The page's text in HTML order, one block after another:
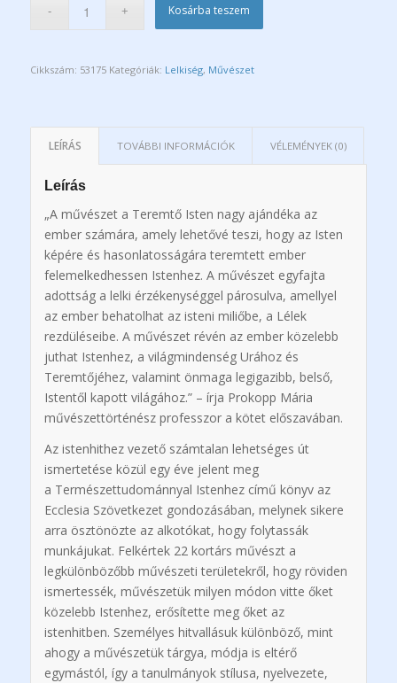
Kosárba teszem
Cikkszám: 53175 Kategóriák: Lelkiség, Művészet
LEÍRÁS TOVÁBBI INFORMÁCIÓK VÉLEMÉNYEK (0)
Leírás
„A művészet a Teremtő Isten nagy ajándéka az
ember számára, amely lehetővé teszi, hogy az Isten
képére és hasonlatosságára teremtett ember
felemelkedhessen Istenhez. A művészet egyfajta
adottság a lelki érzékenységgel párosulva, amellyel
az ember behatolhat az isteni miliőbe, a Lélek
rezdüléseibe. A művészet révén az ember közelebb
juthat Istenhez, a világmindenség Urához és
Teremtőjéhez, valamint önmaga legigazibb, belső,
Istentől kapott világához.” – írja Prokopp Mária
művészettörténész professzor a kötet előszavában.
Az istenhithez vezető számtalan lehetséges út
ismertetése közül egy éve jelent meg
a Természettudománnyal Istenhezcímű könyv az
Ecclesia Szövetkezet gondozásában, melynek sikere
arra ösztönözte az alkotókat, hogy folytassák
munkájukat. Felkértek 22 kortárs művészt a
legkülönbözőbb művészeti területekről, hogy röviden
ismertessék, művészetük milyen módon vitte őket
közelebb Istenhez, erősítette meg őket az
istenhitben. Személyes hitvallásuk különböző, mint
ahogy a művészetük tárgya, módja is eltérő
egymástól, így a tanulmányok stílusa, nyelvezete,